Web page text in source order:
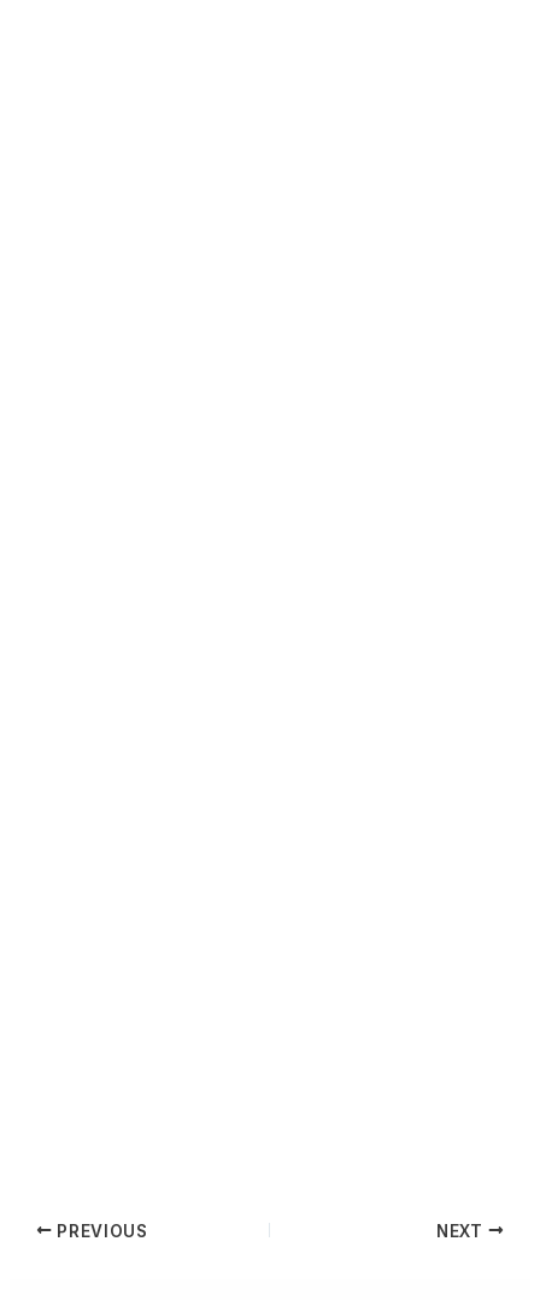
PREVIOUS NEXT